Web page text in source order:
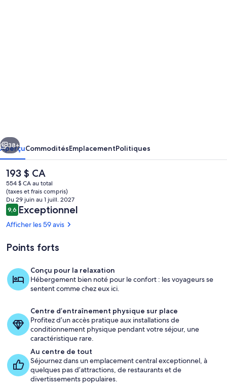
Gem!
Outdoor
Pool,
Full
Kitchen,
Free
Suivant
38+
AperçuCommoditésEmplacementPolitiques
Le
prix
actuel
est
de 193 $ CA
193 $ CA
554 $ CA au total
(taxes et frais compris)
Du 29 juin au 1 juill. 2027
Avis
9,69,6 sur 10 –
Exceptionnel
Afficher les 59 avis
Points forts
Conçu pour la relaxation
Hébergement bien noté pour le confort : les voyageurs se
sentent comme chez eux ici.
Centre d’entraînement physique sur place
Profitez d’un accès pratique aux installations de
conditionnement physique pendant votre séjour, une
caractéristique rare.
Au centre de tout
Séjournez dans un emplacement central exceptionnel, à
quelques pas d’attractions, de restaurants et de
divertissements populaires.